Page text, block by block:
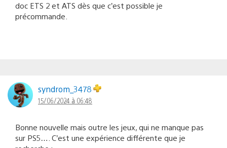
doc ETS 2 et ATS dès que c’est possible je
précommande.
syndrom_3478
15/06/2024 à 06:48
Bonne nouvelle mais outre les jeux, qui ne manque pas
sur PS5…. C’est une expérience différente que je